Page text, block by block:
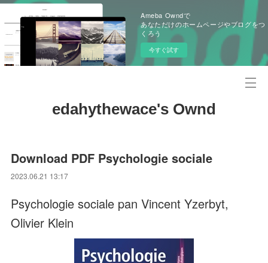
Ameba Owndで
あなただけのホームページやブログをつ
くろう
今すぐ試す
edahythewace's Ownd
Download PDF Psychologie sociale
2023.06.21 13:17
Psychologie sociale pan Vincent Yzerbyt,
Olivier Klein